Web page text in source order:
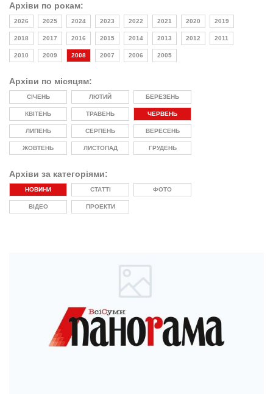
Архіви по рокам:
2026 2025 2024 2023 2022 2021 2020 2019
2018 2017 2016 2015 2014 2013 2012 2011
2010 2009 2008 2007 2006 2005
Архіви по місяцям:
СІЧЕНЬ ЛЮТИЙ БЕРЕЗЕНЬ
КВІТЕНЬ ТРАВЕНЬ ЧЕРВЕНЬ
ЛИПЕНЬ СЕРПЕНЬ ВЕРЕСЕНЬ
ЖОВТЕНЬ ЛИСТОПАД ГРУДЕНЬ
Архіви за категоріями:
НОВИНИ СТАТТІ ФОТО
ВІДЕО ПРОЕКТИ